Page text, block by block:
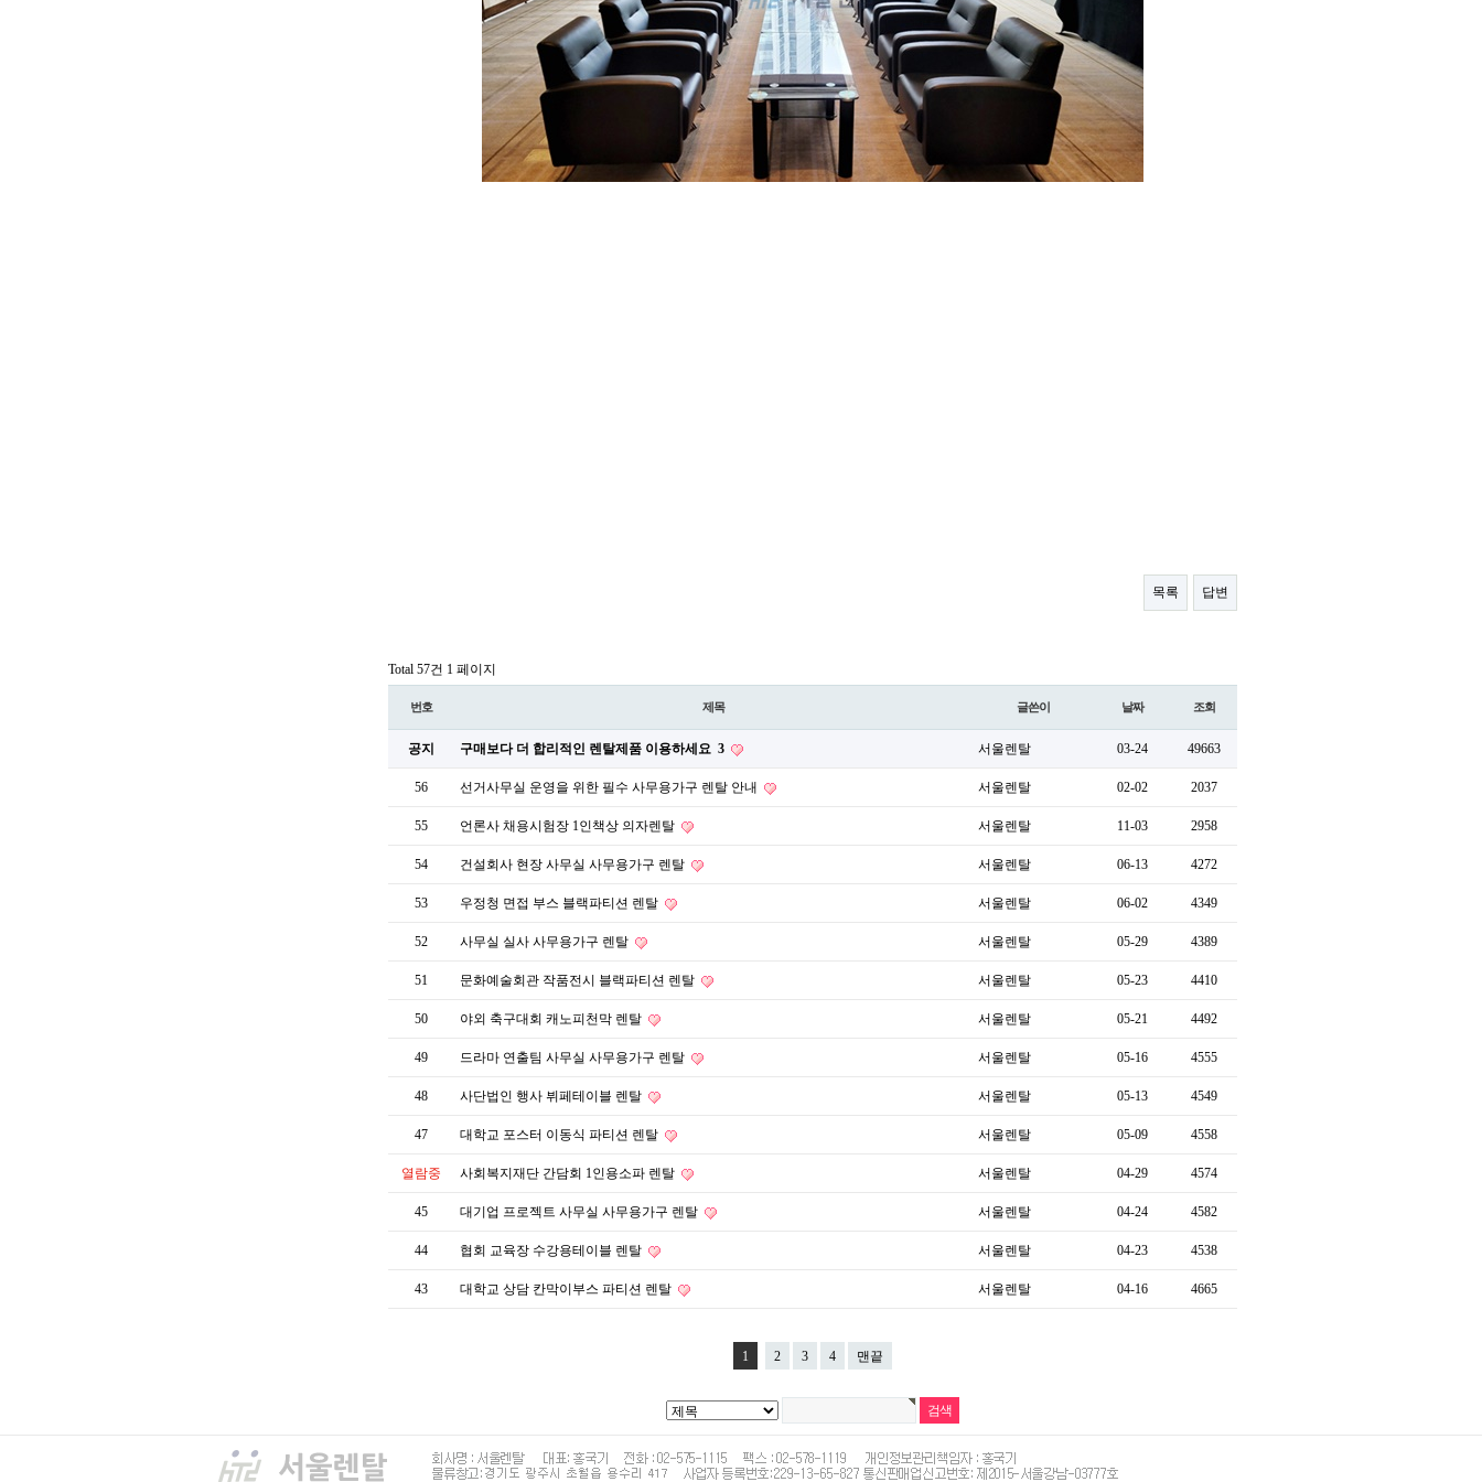
목록 답변
Total 57건 1 페이지
번호 제목 글쓴이 날짜 조회
공지 구매보다 더 합리적인 렌탈제품 이용하세요 3 서울렌탈 03-24 49663
56 선거사무실 운영을 위한 필수 사무용가구 렌탈 안내 서울렌탈 02-02 2037
55 언론사 채용시험장 1인책상 의자렌탈 서울렌탈 11-03 2958
54 건설회사 현장 사무실 사무용가구 렌탈 서울렌탈 06-13 4272
53 우정청 면접 부스 블랙파티션 렌탈 서울렌탈 06-02 4349
52 사무실 실사 사무용가구 렌탈 서울렌탈 05-29 4389
51 문화예술회관 작품전시 블랙파티션 렌탈 서울렌탈 05-23 4410
50 야외 축구대회 캐노피천막 렌탈 서울렌탈 05-21 4492
49 드라마 연출팀 사무실 사무용가구 렌탈 서울렌탈 05-16 4555
48 사단법인 행사 뷔페테이블 렌탈 서울렌탈 05-13 4549
47 대학교 포스터 이동식 파티션 렌탈 서울렌탈 05-09 4558
열람중 사회복지재단 간담회 1인용소파 렌탈 서울렌탈 04-29 4574
45 대기업 프로젝트 사무실 사무용가구 렌탈 서울렌탈 04-24 4582
44 협회 교육장 수강용테이블 렌탈 서울렌탈 04-23 4538
43 대학교 상담 칸막이부스 파티션 렌탈 서울렌탈 04-16 4665
1 2 3 4 맨끝